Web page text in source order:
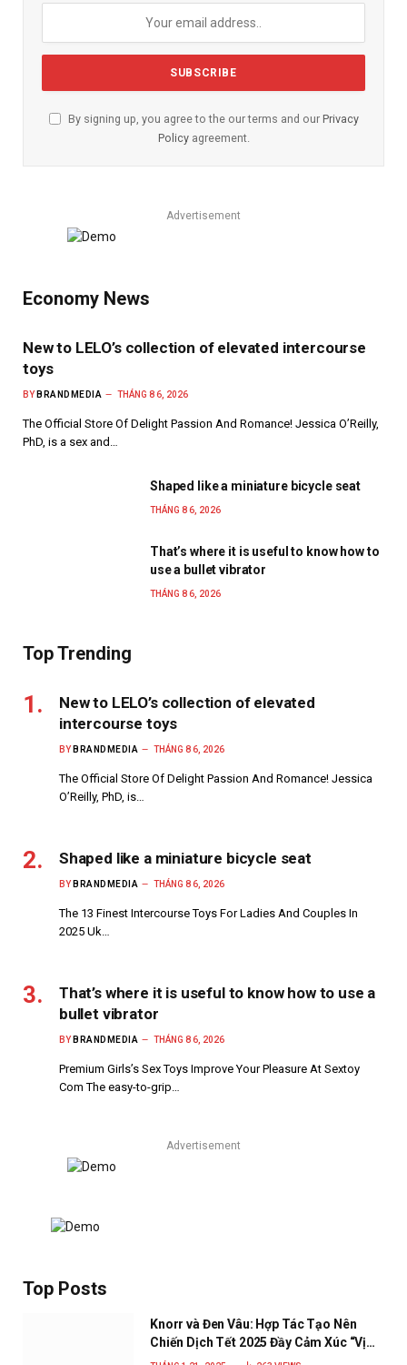
By signing up, you agree to the our terms and our Privacy
Policyagreement.
Advertisement
Economy News
New to LELO’s collection of elevated intercourse
toys
BY BRANDMEDIA THÁNG 8 6, 2026
The Official Store Of Delight Passion And Romance! Jessica O’Reilly,
PhD, is a sex and…
Shaped like a miniature bicycle seat
THÁNG 8 6, 2026
That’s where it is useful to know how to
use a bullet vibrator
THÁNG 8 6, 2026
Top Trending
New to LELO’s collection of elevated
intercourse toys
BY BRANDMEDIA THÁNG 8 6, 2026
The Official Store Of Delight Passion And Romance! Jessica
O’Reilly, PhD, is…
Shaped like a miniature bicycle seat
BY BRANDMEDIA THÁNG 8 6, 2026
The 13 Finest Intercourse Toys For Ladies And Couples In
2025 Uk…
That’s where it is useful to know how to use a
bullet vibrator
BY BRANDMEDIA THÁNG 8 6, 2026
Premium Girls’s Sex Toys Improve Your Pleasure At Sextoy
Com The easy-to-grip…
Advertisement
Top Posts
Knorr và Đen Vâu: Hợp Tác Tạo Nên
Chiến Dịch Tết 2025 Đầy Cảm Xúc “Vị
Nhà”